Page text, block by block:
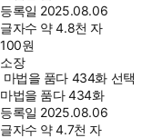
등록일 2025.08.06
글자수 약 4.8천 자
100원
소장
마법을 품다 434화 선택
마법을 품다 434화
등록일 2025.08.06
글자수 약 4.7천 자